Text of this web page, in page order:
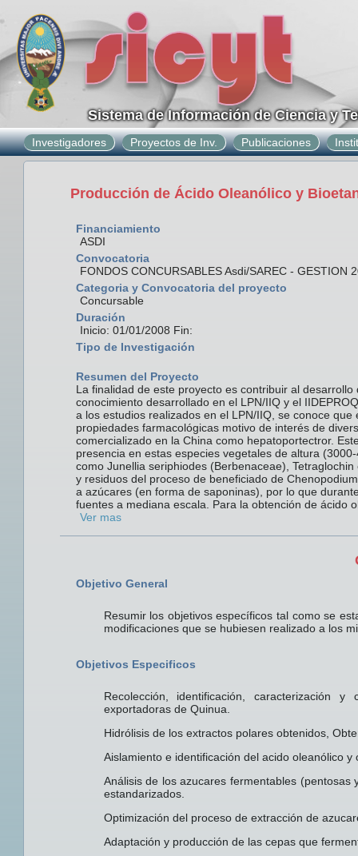
Sistema de Información de Ciencia y
Investigadores Proyectos de Inv. Publicaciones
Producción de Ácido Oleanólico y
Financiamiento
ASDI
Convocatoria
FONDOS CONCURSABLES Asdi/SAREC - GESTION
Categoria y Convocatoria del proyecto
Concursable
Duración
Inicio: 01/01/2008 Fin:
Tipo de Investigación
Resumen del Proyecto
La finalidad de este proyecto es contribuir al
conocimiento desarrollado en el LPN/IIQ y el
a los estudios realizados en el LPN/IIQ, se conoce
propiedades farmacológicas motivo de interés de
comercializado en la China como hepatoportectror.
presencia en estas especies vegetales de altura
como Junellia seriphiodes (Berbenaceae),
y residuos del proceso de beneficiado de
a azúcares (en forma de saponinas), por lo que
fuentes a mediana escala. Para la obtención de ácido
Ver mas
Objetivo General
Resumir los objetivos específicos tal como se
modificaciones que se hubiesen realizado a los
Objetivos Especificos
Recolección, identificación, caracterización
exportadoras de Quinua.
Hidrólisis de los extractos polares obtenidos,
Aislamiento e identificación del acido oleanólico
Análisis de los azucares fermentables
estandarizados.
Optimización del proceso de extracción de
Adaptación y producción de las cepas que